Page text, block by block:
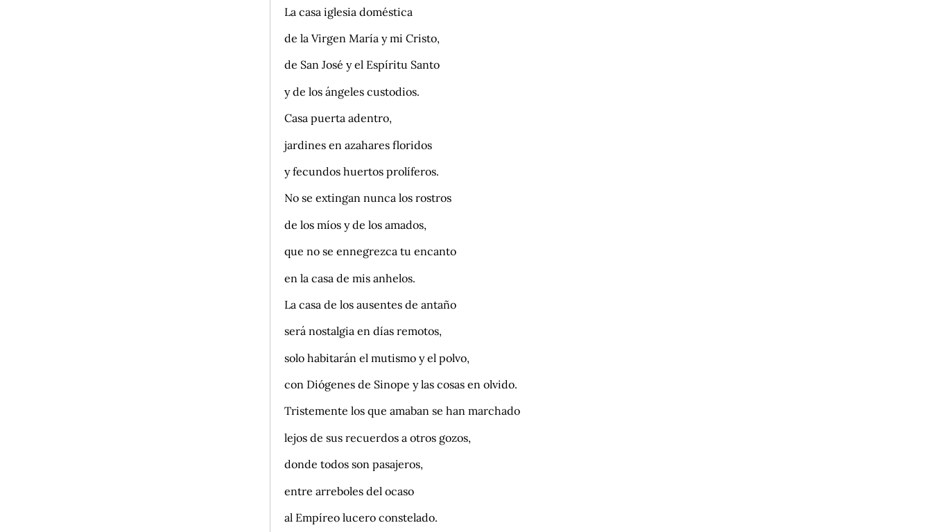
La casa iglesia doméstica
de la Virgen María y mi Cristo,
de San José y el Espíritu Santo
y de los ángeles custodios.
Casa puerta adentro,
jardines en azahares floridos
y fecundos huertos prolíferos.
No se extingan nunca los rostros
de los míos y de los amados,
que no se ennegrezca tu encanto
en la casa de mis anhelos.
La casa de los ausentes de antaño
será nostalgia en días remotos,
solo habitarán el mutismo y el polvo,
con Diógenes de Sinope y las cosas en olvido.
Tristemente los que amaban se han marchado
lejos de sus recuerdos a otros gozos,
donde todos son pasajeros,
entre arreboles del ocaso
al Empíreo lucero constelado.